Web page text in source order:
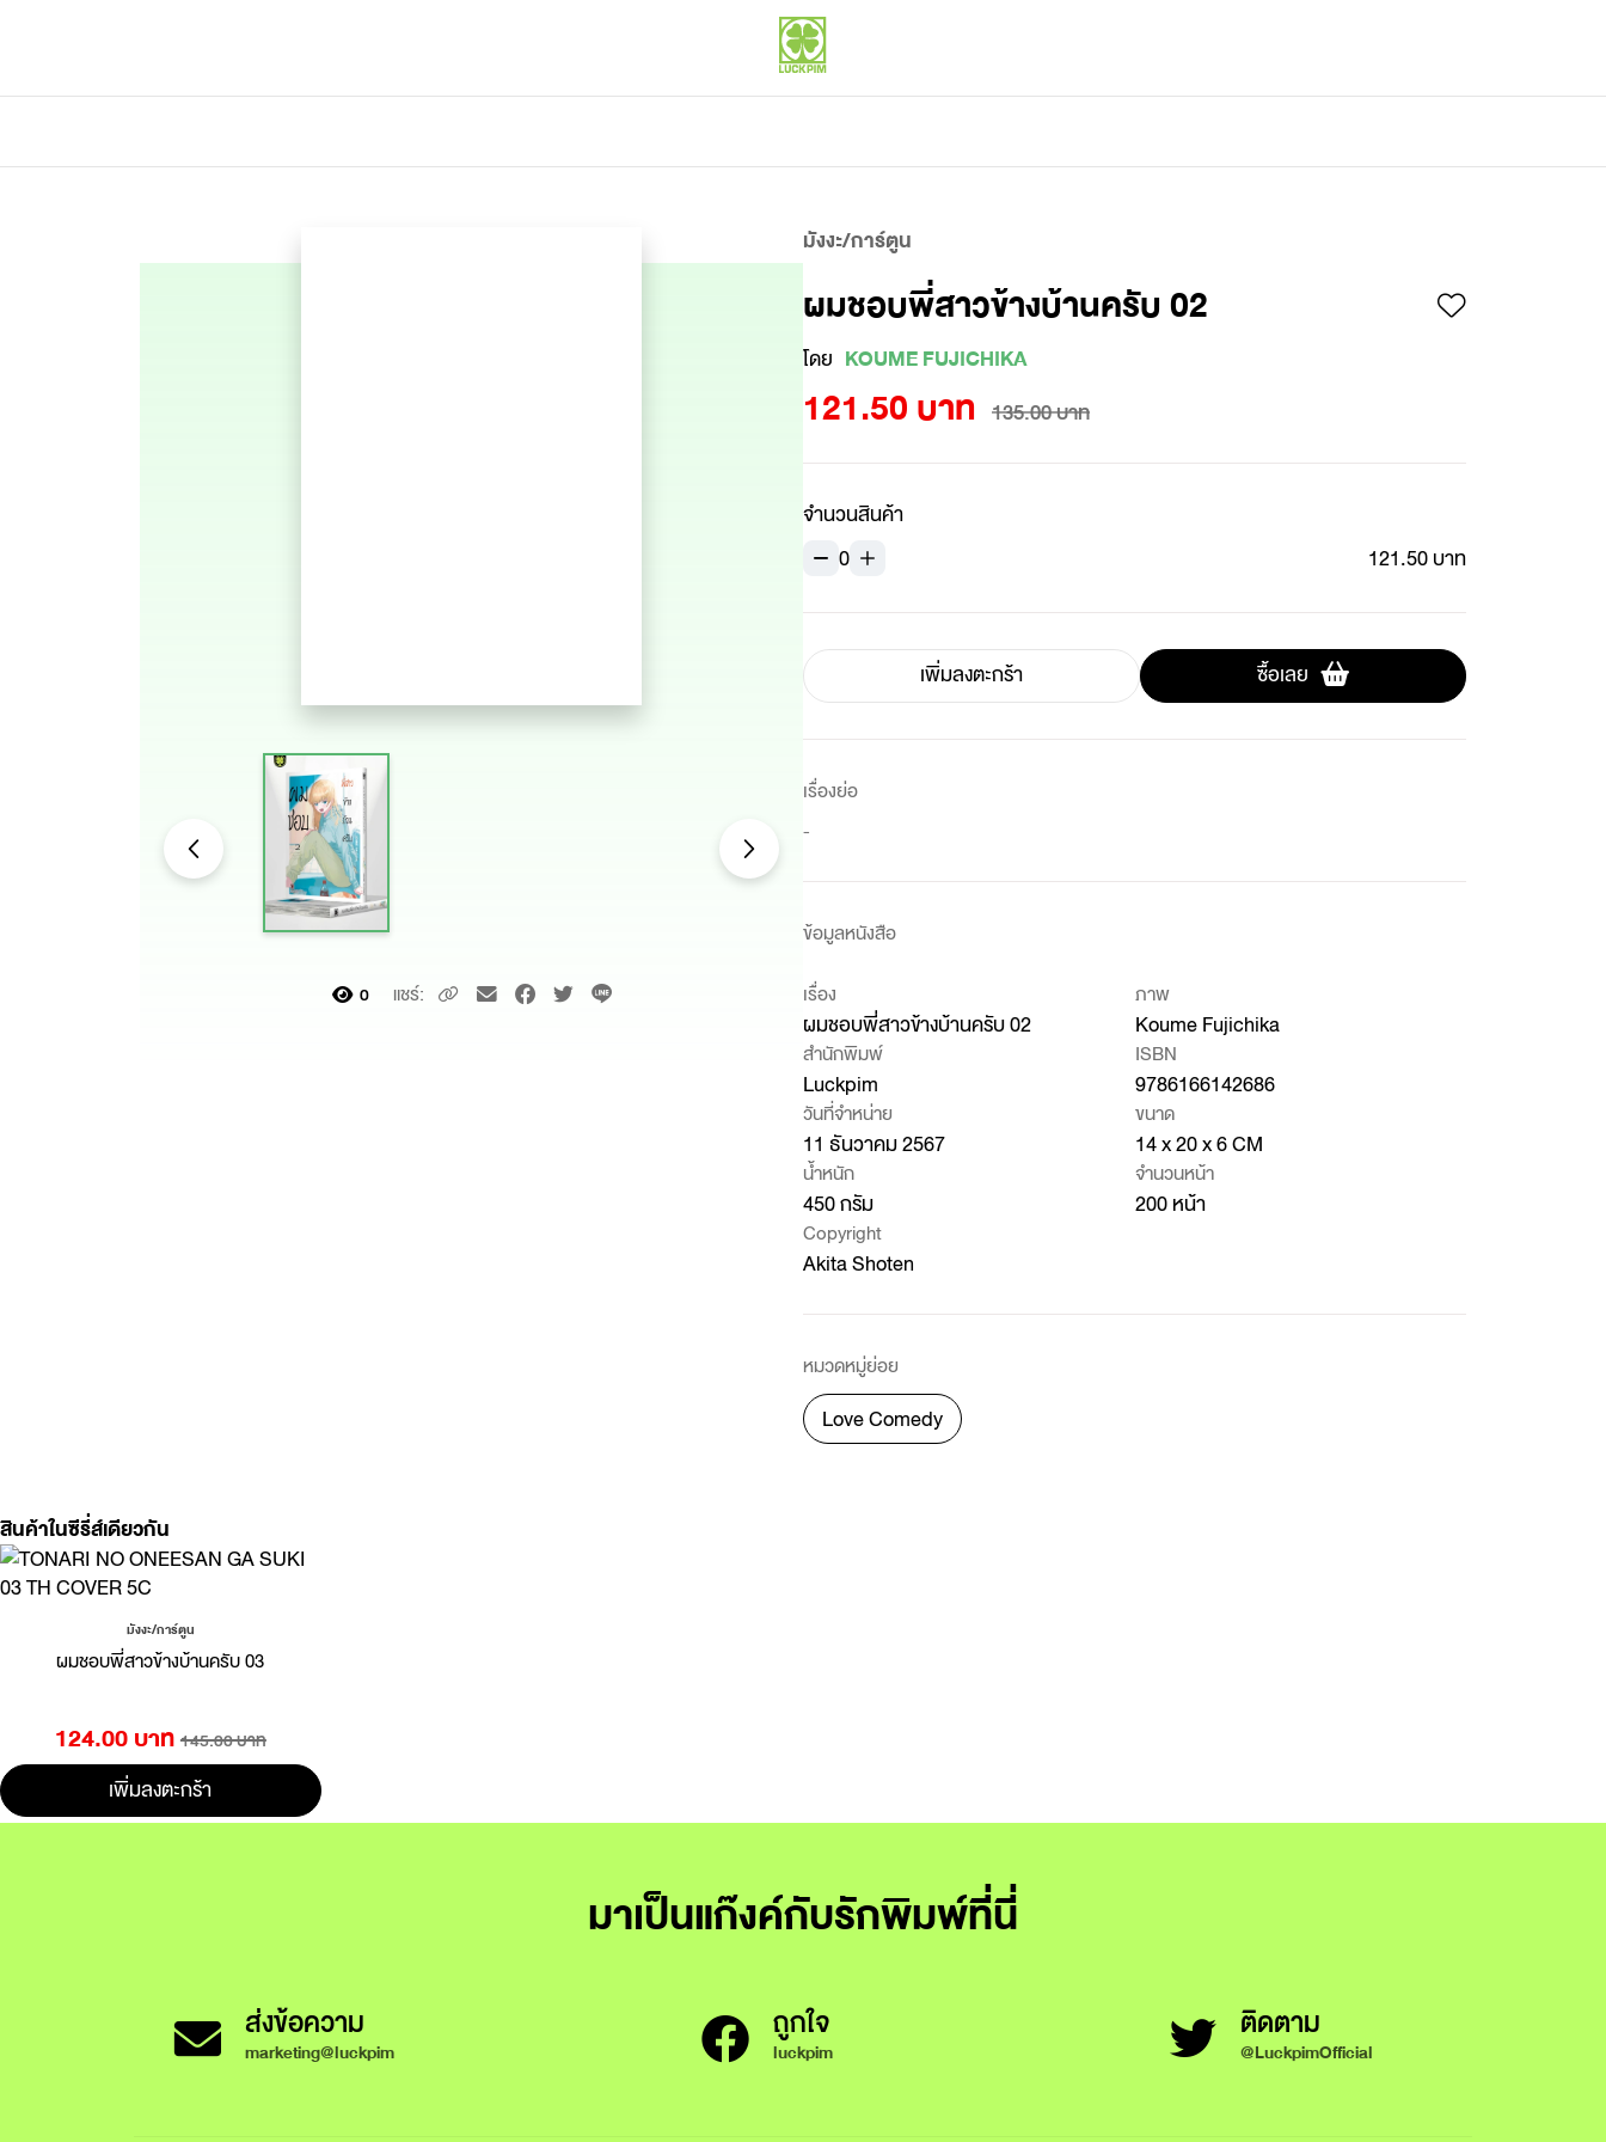
เข้าสู่ระบบ/สมัครสมาชิก
0 แชร์:
มังงะ/การ์ตูน
ผมชอบพี่สาวข้างบ้านครับ 02
โดย KOUME FUJICHIKA
121.50 บาท 135.00 บาท
จำนวนสินค้า
0
121.50 บาท
เพิ่มลงตะกร้า ซื้อเลย
เรื่องย่อ
-
ข้อมูลหนังสือ
เรื่อง
ผมชอบพี่สาวข้างบ้านครับ 02
ภาพ
Koume Fujichika
สำนักพิมพ์
Luckpim
ISBN
9786166142686
วันที่จำหน่าย
11 ธันวาคม 2567
ขนาด
14 x 20 x 6 CM
น้ำหนัก
450 กรัม
จำนวนหน้า
200 หน้า
Copyright
Akita Shoten
หมวดหมู่ย่อย
Love Comedy
สินค้าในซีรี่ส์เดียวกัน
มังงะ/การ์ตูน
ผมชอบพี่สาวข้างบ้านครับ 03
124.00 บาท 145.00 บาท
เพิ่มลงตะกร้า
มาเป็นแก๊งค์กับรักพิมพ์ที่นี่
ส่งข้อความ
marketing@luckpim
ถูกใจ
luckpim
ติดตาม
@LuckpimOfficial